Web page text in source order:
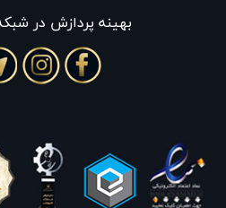
بهينه پردازش در